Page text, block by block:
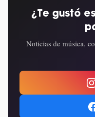
¿Te gustó
Noticias de música,